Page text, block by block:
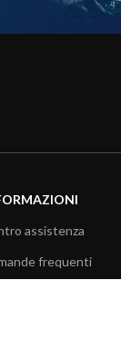
assistenza
frequenti